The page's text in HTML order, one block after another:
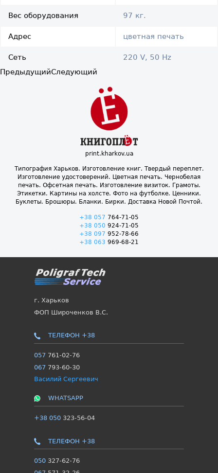
Вес оборудования 97 кг.
Адрес цветная печать
Сеть
220 V, 50 Hz
ПредыдущийСледующий
print.kharkov.ua
Типография Харьков. Изготовление книг. Твердый переплет.
Изготовление удостоверений. Цветная печать. Чернобелая
печать. Офсетная печать. Изготовление визиток. Грамоты.
Этикетки. Картины на холсте. Фото на футболке. Ценники.
Буклеты. Брошюры. Бланки. Бирки. Доставка Новой Почтой.
+38 057 764-71-05
+38 050 924-71-05
+38 097 952-78-66
+38 063 969-68-21
г. Харьков
ФОП Широченков В.С.
ТЕЛЕФОН +38
057 761-02-76
067 793-60-30
Василий Сергеевич
WHATSAPP
+38 050323-56-04
ТЕЛЕФОН +38
050327-62-76